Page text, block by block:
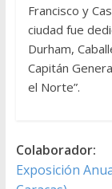
Francisco y
ciudad fue
Durham,
Capitán
el Norte”.
Colaborador:
Exposición